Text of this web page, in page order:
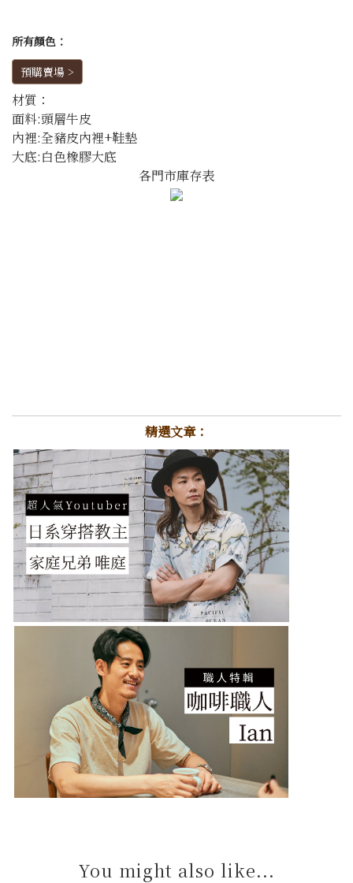
所有顏色：
預購賣場 >
材質：
面料:頭層牛皮
內裡:全豬皮內裡+鞋墊
大底:白色橡膠大底
各門市庫存表
精選文章：
You might also like...